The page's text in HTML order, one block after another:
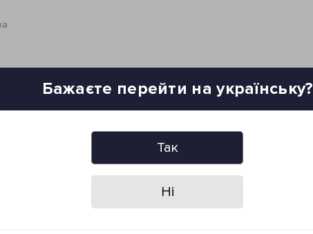
и гладить изделие. Не подвергай химчистке!
Бажаєте перейти на українську?
Так
Ні